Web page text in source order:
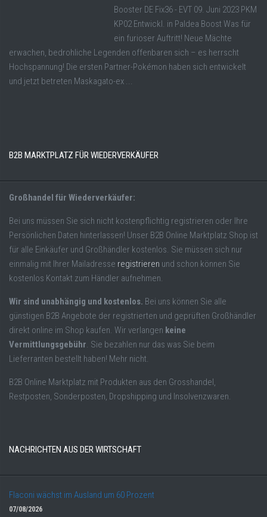
Booster DE Fix36 - EVT 09. Juni 2023 PKM
KP02 Entwickl. in Paldea Boost Was für
ein furioser Auftritt! Neue Mächte
erwachen, bedrohliche Legenden offenbaren sich – es herrscht
Hochspannung! Die ersten Partner-Pokémon haben sich entwickelt
und jetzt betreten Maskagato-ex ...
B2B MARKTPLATZ FÜR WIEDERVERKÄUFER
Großhandel für Wiederverkäufer:
Bei uns müssen Sie sich nicht kostenpflichtig registrieren oder Ihre
Persönlichen Daten hinterlassen! Unser B2B Online Marktplatz Shop ist
für alle Einkäufer und Großhändler kostenlos. Sie müssen sich nur
einmalig mit Ihrer Mailadresse registrieren und schon können Sie
kostenlos Kontakt zum Händler aufnehmen.
Wir sind unabhängig und kostenlos. Bei uns können Sie alle
günstigen B2B Angebote der registrierten und geprüften Großhändler
direkt online im Shop kaufen. Wir verlangen keine
Vermittlungsgebühr. Sie bezahlen nur das was Sie beim
Lieferranten bestellt haben! Mehr nicht.
B2B Online Marktplatz mit Produkten aus den Grosshandel,
Restposten, Sonderposten, Dropshipping und Insolvenzwaren.
NACHRICHTEN AUS DER WIRTSCHAFT
Flaconi wächst im Ausland um 60 Prozent
07/08/2026